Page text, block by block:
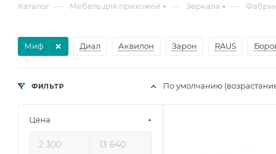
Каталог — Мебель для прихожей — Зеркала —
Диал Аквилон Зарон RAUS
Миф
По умолчанию
ФИЛЬТР
Цена